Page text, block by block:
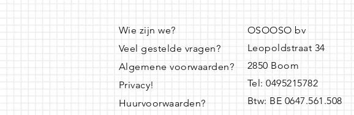
Wie zijn we?
Veel gestelde vragen?
Algemene voorwaarden?
Privacy!
Huurvoorwaarden?
OSOOSO bv
Leopoldstraat 34
2850 Boom
Tel: 0495215782
Btw: BE 0647.561.508